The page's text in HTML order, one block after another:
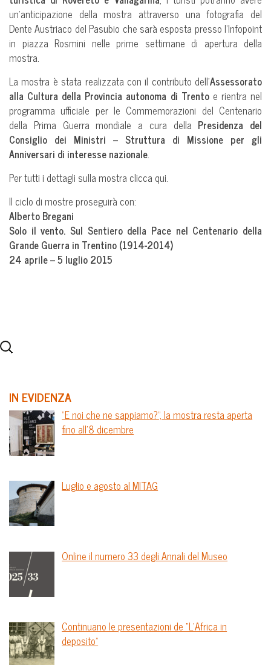
un’anticipazione della mostra attraverso una fotografia del
Dente Austriaco del Pasubio che sarà esposta presso l’Infopoint
in piazza Rosmini nelle prime settimane di apertura della
mostra.
La mostra è stata realizzata con il contributo dell’Assessorato
alla Cultura della Provincia autonoma di Trentoe rientra nel
programma ufficiale per le Commemorazioni del Centenario
della Prima Guerra mondiale a cura della Presidenza del
Consiglio dei Ministri – Struttura di Missione per gli
Anniversari di interesse nazionale.
Per tutti i dettagli sulla mostra clicca qui.
Il ciclo di mostre proseguirà con:
Alberto Bregani
Solo il vento. Sul Sentiero della Pace nel Centenario della
Grande Guerra in Trentino (1914-2014)
24 aprile – 5 luglio 2015
IN EVIDENZA
“E noi che ne sappiamo?”, la mostra resta aperta
fino all’8 dicembre
Luglio e agosto al MITAG
Online il numero 33 degli Annali del Museo
Continuano le presentazioni de “L’Africa in
deposito”